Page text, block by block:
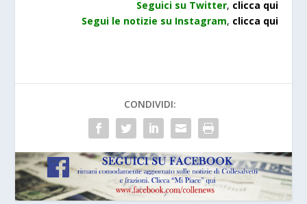
Seguici su Twitter, clicca qui
Segui le notizie su Instagram, clicca qui
CONDIVIDI: